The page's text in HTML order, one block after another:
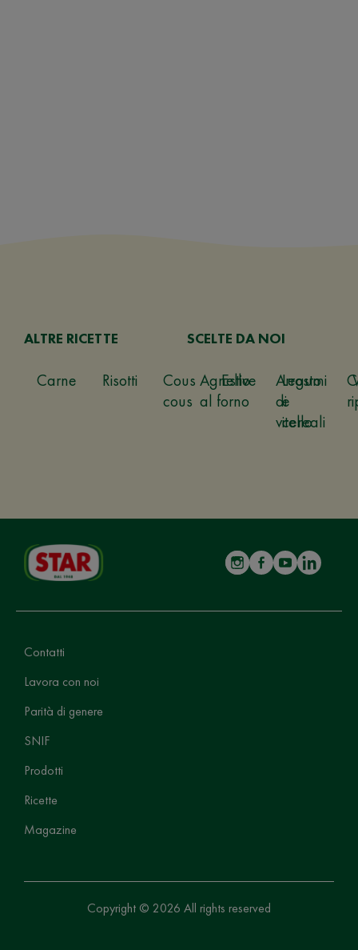
ALTRE RICETTE
Carne Risotti
Cous
cous
Estive
Legumi
e
cereali
SCELTE DA NOI
Agnello
al forno
Arrosto
di
vitello
Contatti
Lavora con noi
Parità di genere
SNIF
Prodotti
Ricette
Magazine
Copyright © 2026 All rights reserved